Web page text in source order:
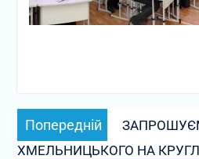
Навігація
записів
Попередній
запис:
ХМЕЛЬНИЦЬКОГО НА